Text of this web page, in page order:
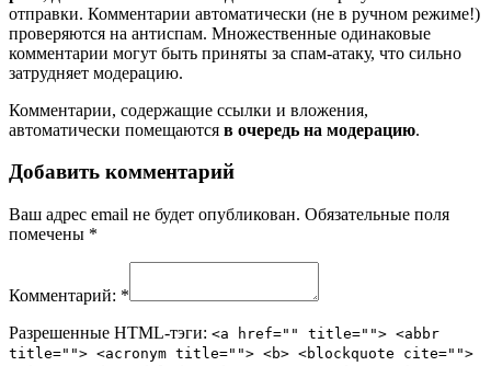
отправки. Комментарии автоматически (не в ручном режиме!)
проверяются на антиспам. Множественные одинаковые
комментарии могут быть приняты за спам-атаку, что сильно
затрудняет модерацию.
Комментарии, содержащие ссылки и вложения,
автоматически помещаются в очередь на модерацию.
Добавить комментарий
Ваш адрес email не будет опубликован. Обязательные поля
помечены *
Комментарий: *
Разрешенные HTML-тэги: <a href="" title=""> <abbr
title=""> <acronym title=""> <b> <blockquote cite="">